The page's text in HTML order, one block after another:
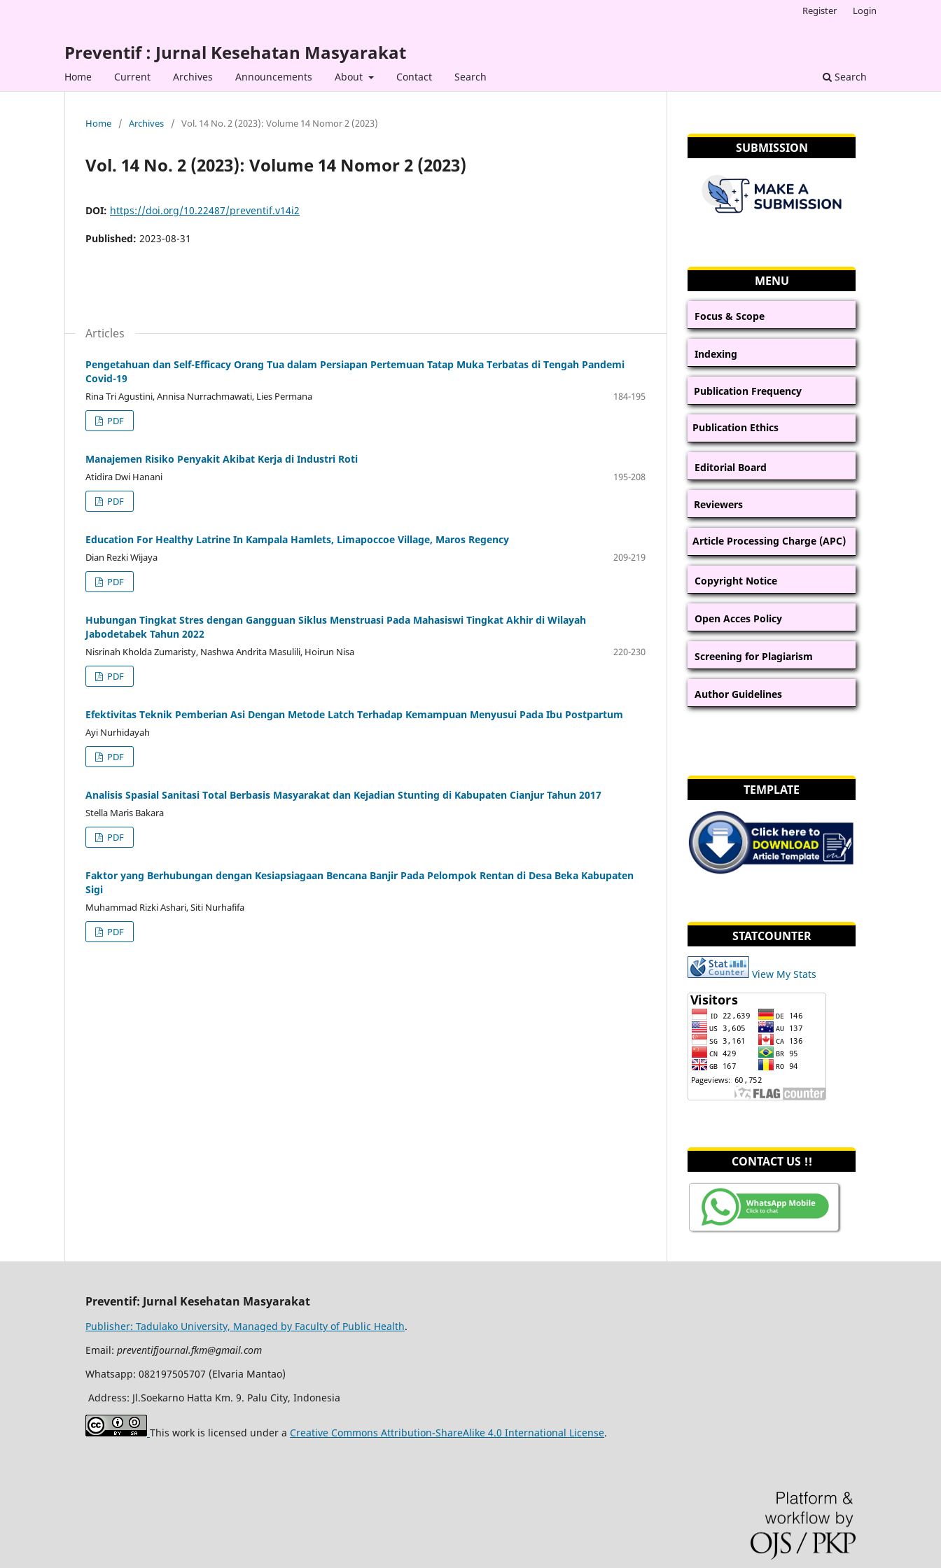
Preventif : Jurnal Kesehatan Masyarakat
Home Current Archives Announcements About Contact Search Search
Register Login
Home / Archives / Vol. 14 No. 2 (2023): Volume 14 Nomor 2 (2023)
Vol. 14 No. 2 (2023): Volume 14 Nomor 2 (2023)
DOI: https://doi.org/10.22487/preventif.v14i2
Published: 2023-08-31
Articles
Pengetahuan dan Self-Efficacy Orang Tua dalam Persiapan Pertemuan Tatap Muka Terbatas di Tengah Pandemi
Covid-19
Rina Tri Agustini, Annisa Nurrachmawati, Lies Permana
184-195
PDF
Manajemen Risiko Penyakit Akibat Kerja di Industri Roti
Atidira Dwi Hanani
195-208
PDF
Education For Healthy Latrine In Kampala Hamlets, Limapoccoe Village, Maros Regency
Dian Rezki Wijaya
209-219
PDF
Hubungan Tingkat Stres dengan Gangguan Siklus Menstruasi Pada Mahasiswi Tingkat Akhir di Wilayah
Jabodetabek Tahun 2022
Nisrinah Kholda Zumaristy, Nashwa Andrita Masulili, Hoirun Nisa
220-230
PDF
Efektivitas Teknik Pemberian Asi Dengan Metode Latch Terhadap Kemampuan Menyusui Pada Ibu Postpartum
Ayi Nurhidayah
PDF
Analisis Spasial Sanitasi Total Berbasis Masyarakat dan Kejadian Stunting di Kabupaten Cianjur Tahun 2017
Stella Maris Bakara
PDF
Faktor yang Berhubungan dengan Kesiapsiagaan Bencana Banjir Pada Pelompok Rentan di Desa Beka Kabupaten
Sigi
Muhammad Rizki Ashari, Siti Nurhafifa
PDF
SUBMISSION
MENU
Focus & Scope
Indexing
Publication Frequency
Publication Ethics
Editorial Board
Reviewers
Article Processing Charge (APC)
Copyright Notice
Open Acces Policy
Screening for Plagiarism
Author Guidelines
TEMPLATE
STATCOUNTER
View My Stats
CONTACT US !!
Preventif: Jurnal Kesehatan Masyarakat
Publisher: Tadulako University, Managed by Faculty of Public Health.
Email: preventifjournal.fkm@gmail.com
Whatsapp: 082197505707 (Elvaria Mantao)
Address: Jl.Soekarno Hatta Km. 9. Palu City, Indonesia
This work is licensed under a Creative Commons Attribution-ShareAlike 4.0 International License.